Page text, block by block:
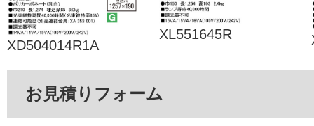
XD504014R1A
XL551645R
お見積りフォーム